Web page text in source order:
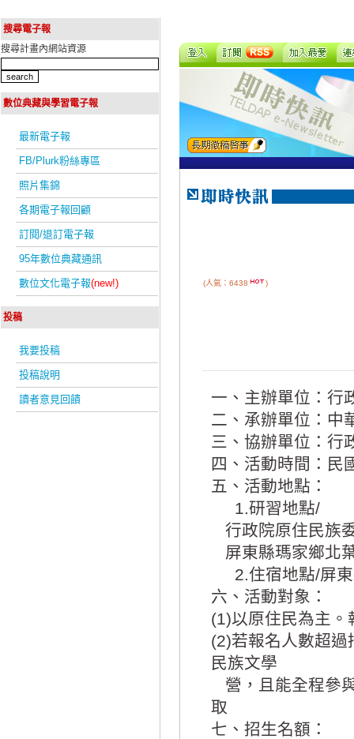
搜尋電子報
搜尋計畫內網站資源
數位典藏與學習電子報
最新電子報
FB/Plurk粉絲專區
照片集錦
各期電子報回顧
訂閱/退訂電子報
95年數位典藏通訊
數位文化電子報(new!)
投稿
我要投稿
投稿說明
讀者意見回饋
(人氣：6438 )
一、主辦單位：行
二、承辦單位：中
三、協辦單位：行
四、活動時間：民
五、活動地點：
1.研習地點/
行政院原住民族
屏東縣瑪家鄉北
2.住宿地點/屏東
六、活動對象：
(1)以原住民為主
(2)若報名人數超
民族文學
營，且能全程參
取
七、招生名額：